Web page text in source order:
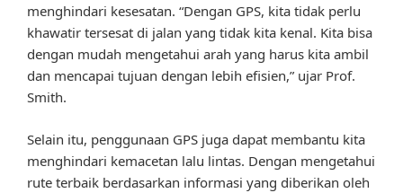
menghindari kesesatan. “Dengan GPS, kita tidak perlu
khawatir tersesat di jalan yang tidak kita kenal. Kita bisa
dengan mudah mengetahui arah yang harus kita ambil
dan mencapai tujuan dengan lebih efisien,” ujar Prof.
Smith.
Selain itu, penggunaan GPS juga dapat membantu kita
menghindari kemacetan lalu lintas. Dengan mengetahui
rute terbaik berdasarkan informasi yang diberikan oleh